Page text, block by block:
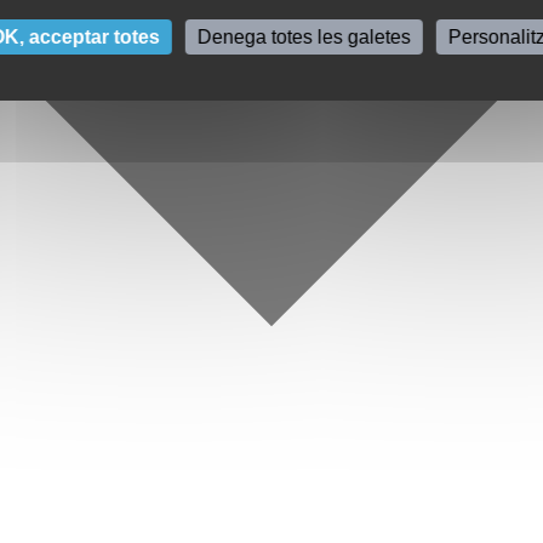
acceptar totes Denega totes les galetes